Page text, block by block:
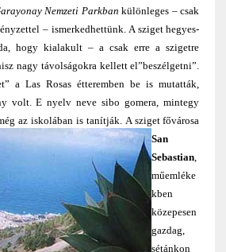
Nemzeti Parkban különleges – csak
– ismerkedhettünk. A sziget hegyes-
hogy kialakult – a csak erre a szigetre
nagy távolságokra kellett el”beszélgetni”.
a Las Rosas étteremben be is mutatták,
volt. E nyelv neve sibo gomera, mintegy
az iskolában is tanítják. A sziget fővárosa
San
Sebastian,
műemléke
kben
közepesen
gazdag,
sétánkon